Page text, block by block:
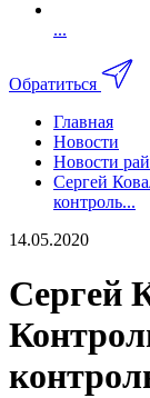
...
Обратиться
Главная
Новости
Новости
Сергей
контроль...
14.05.2020
Сергей